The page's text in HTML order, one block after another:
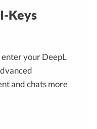
Keys
your DeepL
and chats more